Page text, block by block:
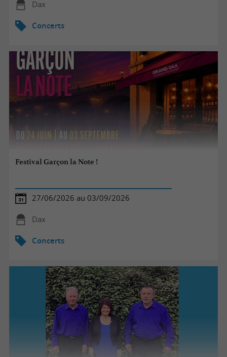
Dax
Concerts
Festival Garçon la Note !
27/06/2026 au 03/09/2026
Dax
Concerts